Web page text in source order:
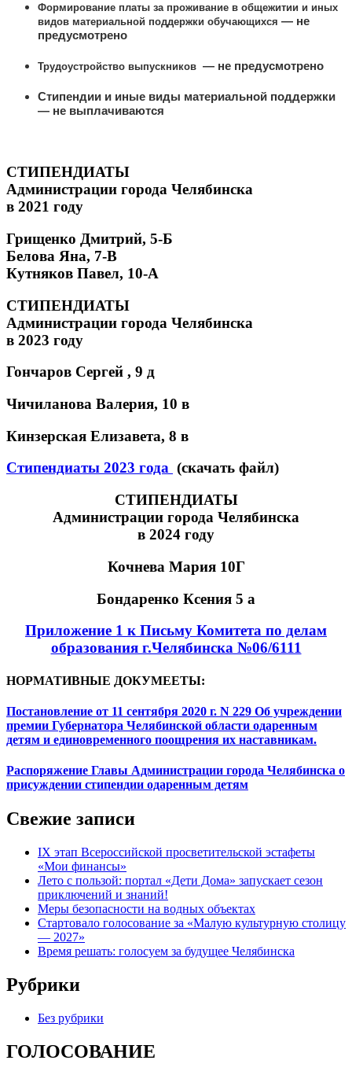
Формирование платы за проживание в общежитии и иных
видов материальной поддержки обучающихся — не
предусмотрено
Трудоустройство выпускников — не предусмотрено
Стипендии и иные виды материальной поддержки
— не выплачиваются
СТИПЕНДИАТЫ
Администрации города Челябинска
в 2021 году
Грищенко Дмитрий, 5-Б
Белова Яна, 7-В
Кутняков Павел, 10-А
СТИПЕНДИАТЫ
Администрации города Челябинска
в 2023 году
Гончаров Сергей , 9 д
Чичиланова Валерия, 10 в
Кинзерская Елизавета, 8 в
Стипендиаты 2023 года (скачать файл)
СТИПЕНДИАТЫ
Администрации города Челябинска
в 2024 году
Кочнева Мария 10Г
Бондаренко Ксения 5 а
Приложение 1 к Письму Комитета по делам
образования г.Челябинска №06/6111
НОРМАТИВНЫЕ ДОКУМЕЕТЫ:
Постановление от 11 сентября 2020 г. N 229 Об учреждении
премии Губернатора Челябинской области одаренным
детям и единовременного поощрения их наставникам.
Распоряжение Главы Администрации города Челябинска о
присуждении стипендии одаренным детям
Свежие записи
IX этап Всероссийской просветительской эстафеты
«Мои финансы»
Лето с пользой: портал «Дети Дома» запускает сезон
приключений и знаний!
Меры безопасности на водных объектах
Стартовало голосование за «Малую культурную столицу
— 2027»
Время решать: голосуем за будущее Челябинска
Рубрики
Без рубрики
ГОЛОСОВАНИЕ